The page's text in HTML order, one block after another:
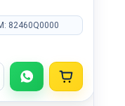
82460Q0000